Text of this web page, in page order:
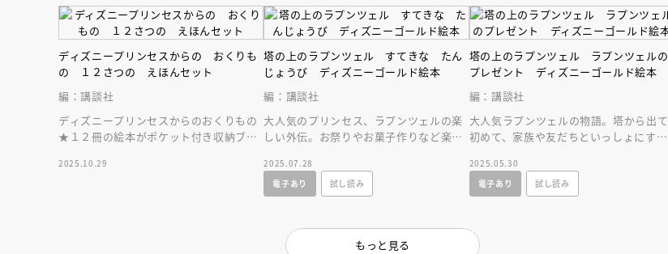
ディズニープリンセスからの おくりも
の １２さつの えほんセット
編：講談社
ディズニープリンセスからのおくりもの
★１２冊の絵本がポケット付き収納ブッ
トにも最適♪
2025.10.29
塔の上のラプンツェル すてきな たん
じょうび ディズニーゴールド絵本
編：講談社
大人気のプリンセス、ラプンツェルの楽
しい外伝。お祭りやお菓子作りなど楽し
2025.07.28
電子あり
試し読み
塔の上のラプンツェル ラプンツェルの
プレゼント ディズニーゴールド絵本
編：講談社
大人気ラプンツェルの物語。塔から出て
初めて、家族や友だちといっしょにすご
るお話です。
2025.05.30
電子あり
試し読み
もっと見る